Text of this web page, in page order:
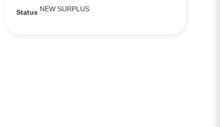
Status NEW SURPLUS